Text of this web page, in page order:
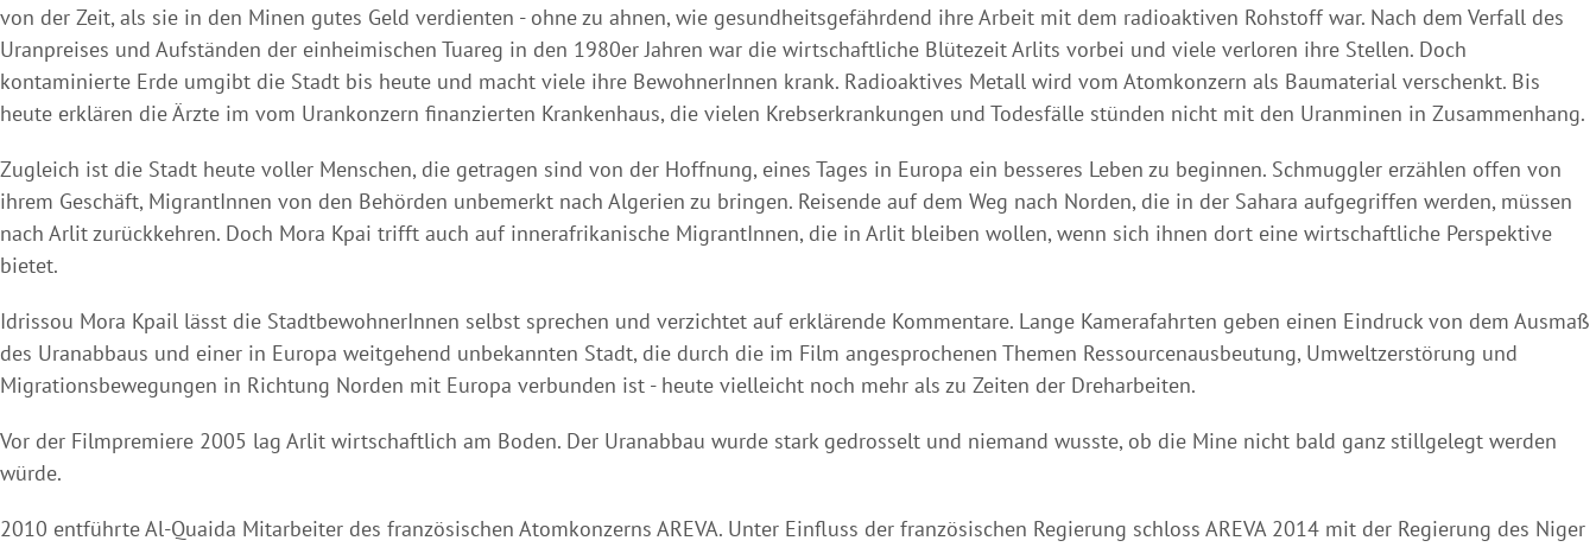
von der Zeit, als sie in den Minen gutes Geld verdienten - ohne zu ahnen, wie gesundheitsgefährdend ihre Arbeit mit dem radioaktiven Rohstoff war. Nach dem Verfall des
Uranpreises und Aufständen der einheimischen Tuareg in den 1980er Jahren war die wirtschaftliche Blütezeit Arlits vorbei und viele verloren ihre Stellen. Doch
kontaminierte Erde umgibt die Stadt bis heute und macht viele ihre BewohnerInnen krank. Radioaktives Metall wird vom Atomkonzern als Baumaterial verschenkt. Bis
heute erklären die Ärzte im vom Urankonzern finanzierten Krankenhaus, die vielen Krebserkrankungen und Todesfälle stünden nicht mit den Uranminen in Zusammenhang.
Zugleich ist die Stadt heute voller Menschen, die getragen sind von der Hoffnung, eines Tages in Europa ein besseres Leben zu beginnen. Schmuggler erzählen offen von
ihrem Geschäft, MigrantInnen von den Behörden unbemerkt nach Algerien zu bringen. Reisende auf dem Weg nach Norden, die in der Sahara aufgegriffen werden, müssen
nach Arlit zurückkehren. Doch Mora Kpai trifft auch auf innerafrikanische MigrantInnen, die in Arlit bleiben wollen, wenn sich ihnen dort eine wirtschaftliche Perspektive
bietet.
Idrissou Mora Kpail lässt die StadtbewohnerInnen selbst sprechen und verzichtet auf erklärende Kommentare. Lange Kamerafahrten geben einen Eindruck von dem Ausmaß
des Uranabbaus und einer in Europa weitgehend unbekannten Stadt, die durch die im Film angesprochenen Themen Ressourcenausbeutung, Umweltzerstörung und
Migrationsbewegungen in Richtung Norden mit Europa verbunden ist - heute vielleicht noch mehr als zu Zeiten der Dreharbeiten.
Vor der Filmpremiere 2005 lag Arlit wirtschaftlich am Boden. Der Uranabbau wurde stark gedrosselt und niemand wusste, ob die Mine nicht bald ganz stillgelegt werden
würde.
2010 entführte Al-Quaida Mitarbeiter des französischen Atomkonzerns AREVA. Unter Einfluss der französischen Regierung schloss AREVA 2014 mit der Regierung des Niger